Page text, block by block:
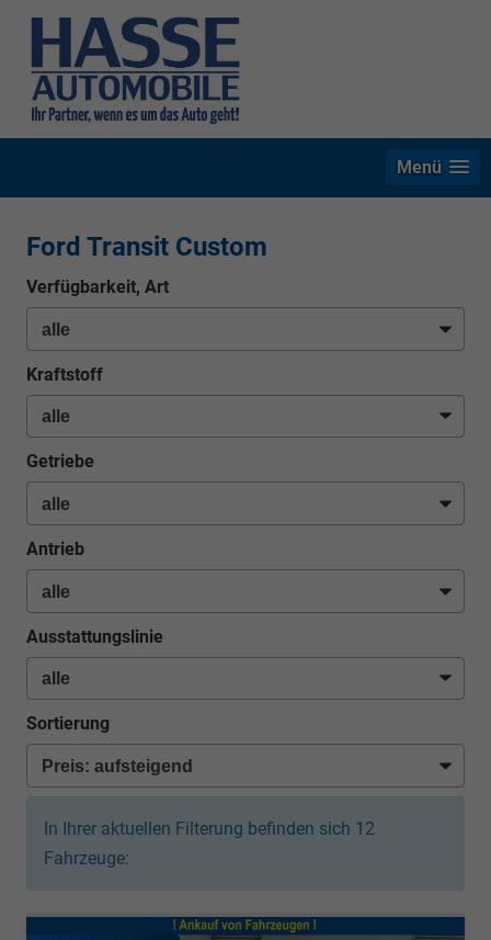
Menü
Ford Transit Custom
Verfügbarkeit, Art
Kraftstoff
Getriebe
Antrieb
Ausstattungslinie
Sortierung
In Ihrer aktuellen Filterung befinden sich 12
Fahrzeuge: